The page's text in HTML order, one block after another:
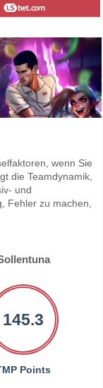
wenn Sie
die Teamdynamik,
und
Fehler zu machen,
145.3
Points